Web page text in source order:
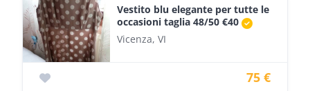
Vestito blu elegante per tutte le
occasioni taglia 48/50 €40
Vicenza, VI
75 €